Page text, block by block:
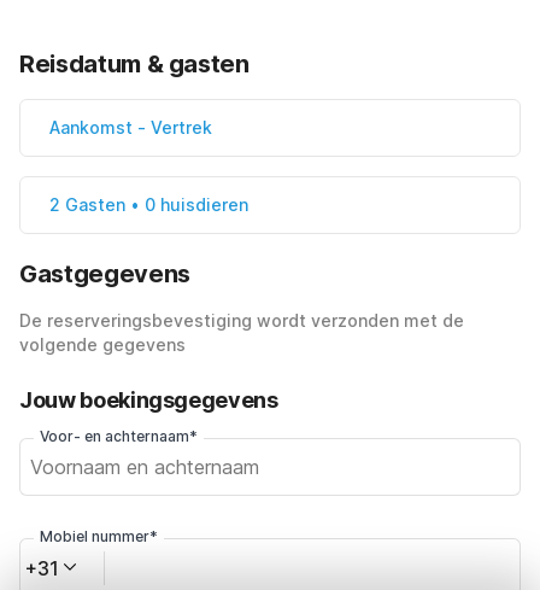
Reisdatum & gasten
Aankomst - Vertrek
2 Gasten • 0 huisdieren
Gastgegevens
De reserveringsbevestiging wordt verzonden met de
volgende gegevens
Jouw boekingsgegevens
Voor- en achternaam*
Mobiel nummer*
+31